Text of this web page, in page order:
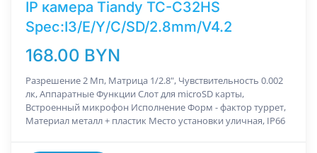
IP камера Tiandy TC-C32HS
Spec:I3/E/Y/C/SD/2.8mm/V4.2
168.00 BYN
Разрешение 2 Мп, Матрица 1/2.8", Чувствительность 0.002
лк, Аппаратные Функции Слот для microSD карты,
Встроенный микрофон Исполнение Форм - фактор туррет,
Материал металл + пластик Место установки уличная, IP66